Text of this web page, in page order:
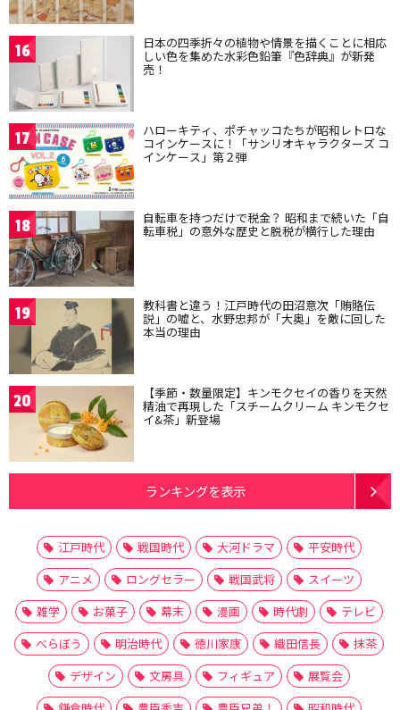
16 日本の四季折々の植物や情景を描くことに相応
しい色を集めた水彩色鉛筆『色辞典』が新発
売！
17 ハローキティ、ポチャッコたちが昭和レトロな
コインケースに！「サンリオキャラクターズ コ
インケース」第２弾
18 自転車を持つだけで税金？ 昭和まで続いた「自
転車税」の意外な歴史と脱税が横行した理由
19 教科書と違う！江戸時代の田沼意次「賄賂伝
説」の嘘と、水野忠邦が「大奥」を敵に回した
本当の理由
20 【季節・数量限定】キンモクセイの香りを天然
精油で再現した「スチームクリーム キンモクセ
イ&茶」新登場
ランキングを表示
江戸時代 戦国時代 大河ドラマ
平安時代
アニメ
ロングセラー 戦国武将
スイーツ
雑学
お菓子 幕末 漫画 時代劇
テレビ
べらぼう
明治時代 徳川家康 織田信長
抹茶
デザイン
文房具 フィギュア
展覧会